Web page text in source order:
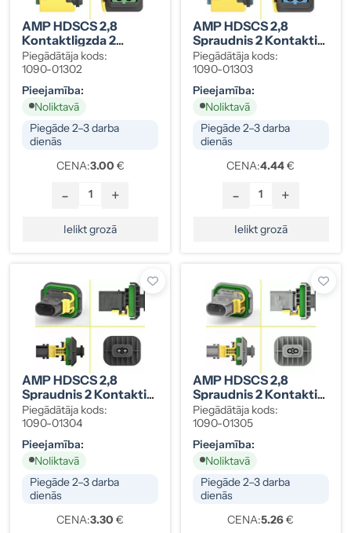
AMP HDSCS 2,8
Kontaktligzda 2
Kontakti, Zaļš, Group
A, 3-1418483-1
Piegādātāja kods:
1090-01302
Pieejamība:
Noliktavā
Piegāde 2–3 darba
dienās
CENA:3.00 €
- +
Ielikt grozā
AMP HDSCS 2,8
Spraudnis 2 Kontakti,
Zils, Group A
Piegādātāja kods:
1090-01303
Pieejamība:
Noliktavā
Piegāde 2–3 darba
dienās
CENA:4.44€
- +
Ielikt grozā
AMP HDSCS 2,8
Spraudnis 2 Kontakti,
Melns, Group A, 1-
1703841-1
Piegādātāja kods:
1090-01304
Pieejamība:
Noliktavā
Piegāde 2–3 darba
dienās
CENA:3.30 €
AMP HDSCS 2,8
Spraudnis 2 Kontakti,
Pelēks, Group A
Piegādātāja kods:
1090-01305
Pieejamība:
Noliktavā
Piegāde 2–3 darba
dienās
CENA:5.26€